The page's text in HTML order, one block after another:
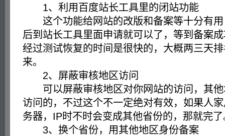
1、利用百度站长工具里的闭站功能
这个功能给网站的改版和备案等十分有用
后到站长工具里面申请就可以了，等到备案
经过测试恢复的时间是很快的，大概两三天
来。
2、屏蔽审核地区访问
可以屏蔽审核地区对你网站的访问，其他
访问的，不过这个不一定绝对有效，如果人
务器，IP时不时会变成其他省份的，那就完了
3、换个省份，用其他地区身份备案